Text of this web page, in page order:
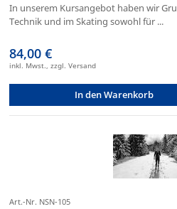
In unserem Kursangebot haben wir
Technik und im Skating sowohl für ...
84,00 €
inkl. Mwst., zzgl. Versand
In den Warenkorb
Art.-Nr. NSN-105